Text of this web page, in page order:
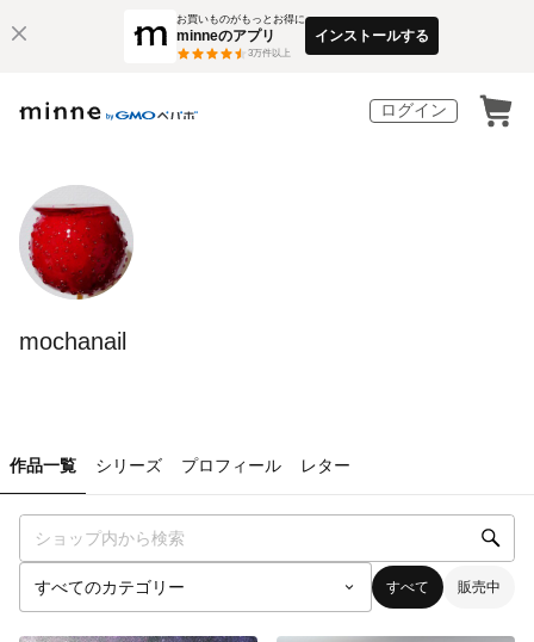
お買いものがもっとお得に
minneのアプリ
3万件以上
インストールする
ログイン
mochanail
作品一覧 シリーズ プロフィール レター
すべて 販売中